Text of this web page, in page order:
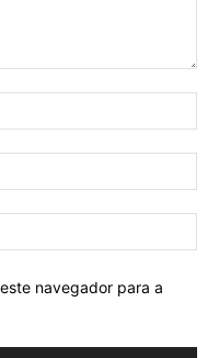
navegador para a